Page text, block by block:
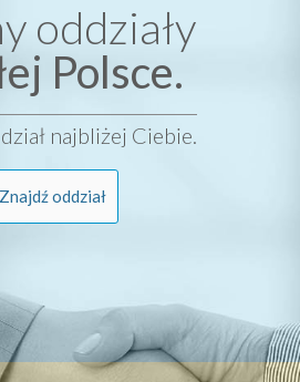
oddziały
Polsce.
najbliżej Ciebie.
Znajdź oddział